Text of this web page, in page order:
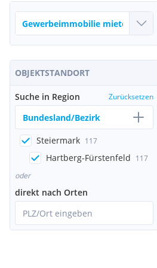
OBJEKTSTANDORT
Suche in Region Zurücksetzen
Bundesland/Bezirk
Steiermark 117
Hartberg-Fürstenfeld 117
oder
direkt nach Orten
PLZ/Ort eingeben